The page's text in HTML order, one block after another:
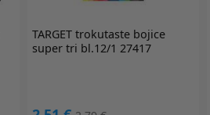
TARGETtrokutaste bojice
super tri bl.12/1 27417